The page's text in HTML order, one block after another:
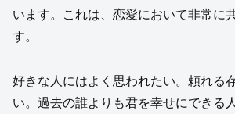
います。これは、恋愛において非常に
す。
好きな人にはよく思われたい。頼れる
い。過去の誰よりも君を幸せにできる